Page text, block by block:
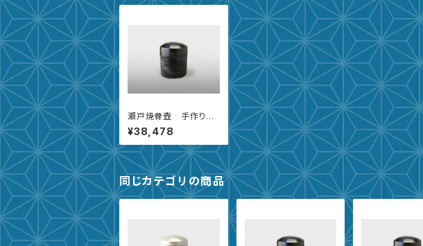
瀬戸焼骨壺 手作り黒
青流【5寸】
¥38,478
同じカテゴリの商品